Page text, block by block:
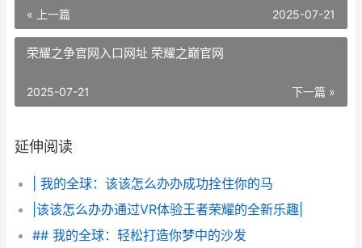
« 上一篇 2025-07-21
荣耀之争官网入口网址 荣耀之巅官网
下一篇 »
2025-07-21
延伸阅读
| 我的全球：该该怎么办办成功拴住你的马
|该该怎么办办通过VR体验王者荣耀的全新乐趣|
## 我的全球：轻松打造你梦中的沙发